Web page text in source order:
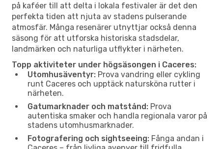
på kaféer till att delta i lokala festivaler är det den
perfekta tiden att njuta av stadens pulserande
atmosfär. Många resenärer utnyttjar också denna
säsong för att utforska historiska stadsdelar,
landmärken och naturliga utflykter i närheten.
Topp aktiviteter under högsäsongen i Caceres:
Utomhusäventyr: Prova vandring eller cykling
runt Caceres och upptäck natursköna rutter i
närheten.
Gatumarknader och matstånd: Prova
autentiska smaker och handla regionala varor på
stadens utomhusmarknader.
Fotografering och sightseeing: Fånga andan i